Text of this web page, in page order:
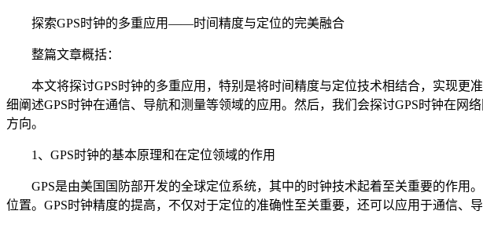
探索GPS时钟的多重应用——时间精度与定位的完美融合
整篇文章概括：
本文将探讨GPS时钟的多重应用，特别是将时间精度与定位技术相结合，实现更
细阐述GPS时钟在通信、导航和测量等领域的应用。然后，我们会探讨GPS时钟在
方向。
1、GPS时钟的基本原理和在定位领域的作用
GPS是由美国国防部开发的全球定位系统，其中的时钟技术起着至关重要的作用
位置。GPS时钟精度的提高，不仅对于定位的准确性至关重要，还可以应用于通信、导